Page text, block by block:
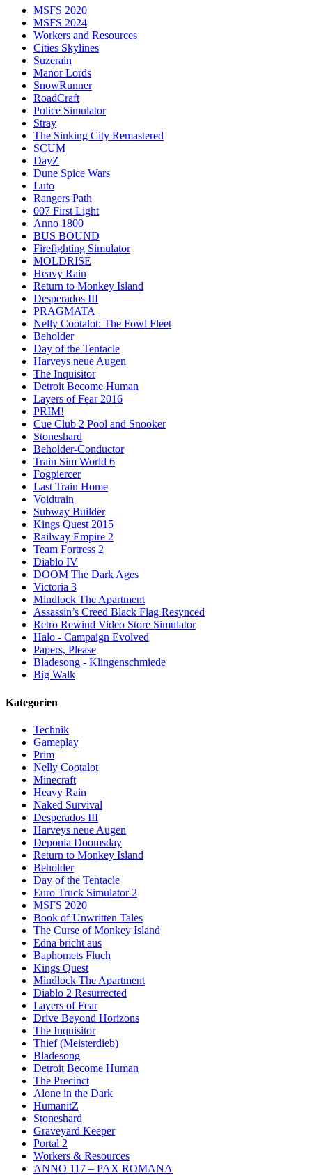
MSFS 2020
MSFS 2024
Workers and Resources
Cities Skylines
Suzerain
Manor Lords
SnowRunner
RoadCraft
Police Simulator
Stray
The Sinking City Remastered
SCUM
DayZ
Dune Spice Wars
Luto
Rangers Path
007 First Light
Anno 1800
BUS BOUND
Firefighting Simulator
MOLDRISE
Heavy Rain
Return to Monkey Island
Desperados III
PRAGMATA
Nelly Cootalot: The Fowl Fleet
Beholder
Day of the Tentacle
Harveys neue Augen
The Inquisitor
Detroit Become Human
Layers of Fear 2016
PRIM!
Cue Club 2 Pool and Snooker
Stoneshard
Beholder-Conductor
Train Sim World 6
Fogpiercer
Last Train Home
Voidtrain
Subway Builder
Kings Quest 2015
Railway Empire 2
Team Fortress 2
Diablo IV
DOOM The Dark Ages
Victoria 3
Mindlock The Apartment
Assassin’s Creed Black Flag Resynced
Retro Rewind Video Store Simulator
Halo - Campaign Evolved
Papers, Please
Bladesong - Klingenschmiede
Big Walk
Kategorien
Technik
Gameplay
Prim
Nelly Cootalot
Minecraft
Heavy Rain
Naked Survival
Desperados III
Harveys neue Augen
Deponia Doomsday
Return to Monkey Island
Beholder
Day of the Tentacle
Euro Truck Simulator 2
MSFS 2020
Book of Unwritten Tales
The Curse of Monkey Island
Edna bricht aus
Baphomets Fluch
Kings Quest
Mindlock The Apartment
Diablo 2 Resurrected
Layers of Fear
Drive Beyond Horizons
The Inquisitor
Thief (Meisterdieb)
Bladesong
Detroit Become Human
The Precinct
Alone in the Dark
HumanitZ
Stoneshard
Graveyard Keeper
Portal 2
Workers & Resources
ANNO 117 – PAX ROMANA